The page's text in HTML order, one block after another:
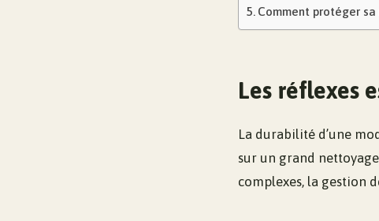
Comment protéger
Les réflexes
La durabilité d’une
sur un grand
complexes, la gestion